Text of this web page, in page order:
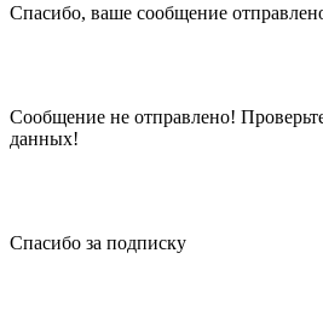
Спасибо, ваше сообщение
Сообщение не отправлено!
данных!
Спасибо за подписку